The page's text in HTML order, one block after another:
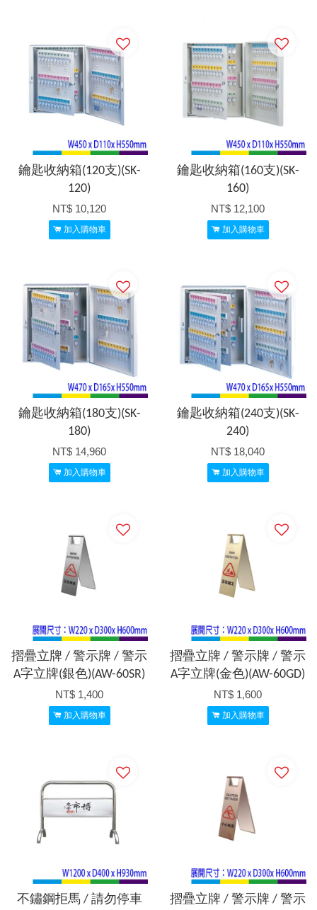
鑰匙收納箱(120支)(SK-
120)
NT$ 10,120
加入購物車
鑰匙收納箱(160支)(SK-
160)
NT$ 12,100
加入購物車
鑰匙收納箱(180支)(SK-
180)
NT$ 14,960
加入購物車
鑰匙收納箱(240支)(SK-
240)
NT$ 18,040
加入購物車
摺疊立牌 / 警示牌 / 警示
A字立牌(銀色)(AW-60SR)
NT$ 1,400
加入購物車
摺疊立牌 / 警示牌 / 警示
A字立牌(金色)(AW-60GD)
NT$ 1,600
加入購物車
不鏽鋼拒馬 / 請勿停車
摺疊立牌 / 警示牌 / 警示